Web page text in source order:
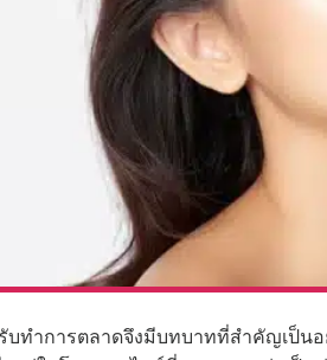
บทำการตลาดจึงมีบทบาทที่สำคัญเป็นอ